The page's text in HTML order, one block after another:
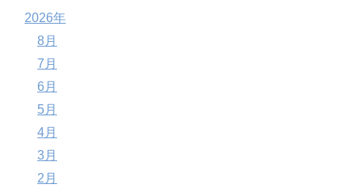
2026年
8月
7月
6月
5月
4月
3月
2月